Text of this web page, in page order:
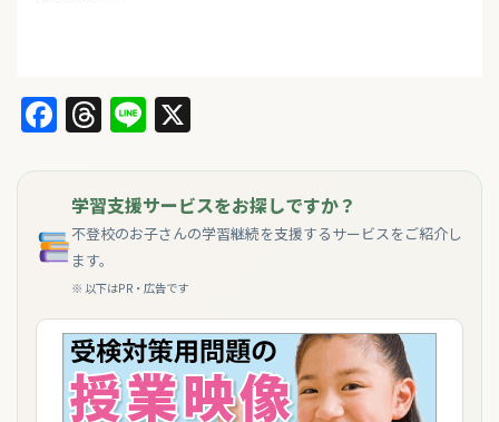
Facebook
Threads
Line
学習支援サービスをお探しですか？
不登校のお子さんの学習継続を支援するサービスをご紹介し
ます。
※ 以下はPR・広告です